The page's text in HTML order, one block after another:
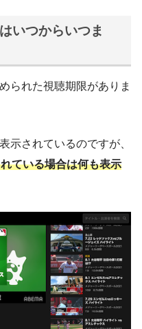
いつからいつま
られた視聴期限がありま
示されているのですが、
ている場合は何も表示